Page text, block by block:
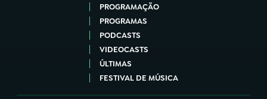
PROGRAMAÇÃO
PROGRAMAS
PODCASTS
VIDEOCASTS
ÚLTIMAS
FESTIVAL DE MÚSICA